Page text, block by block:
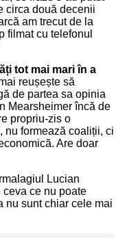
circa două decenii
am trecut de la
filmat cu telefonul
tot mai mari în a
reușește să
de partea sa opinia
Mearsheimer încă de
propriu-zis o
nu formează coaliții, ci
Are doar
Lucian
ceva ce nu poate
nu sunt chiar cele mai